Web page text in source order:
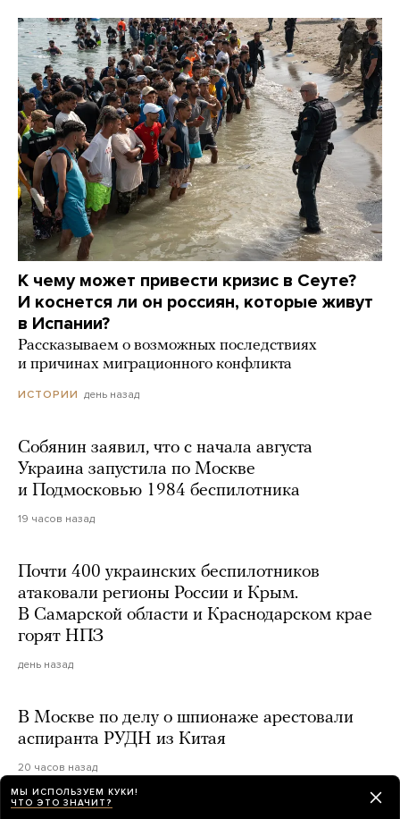
К чему может привести кризис в Сеуте?
И коснется ли он россиян, которые живут
в Испании?
Рассказываем о возможных последствиях
и причинах миграционного конфликта
ИСТОРИИ день назад
Собянин заявил, что с начала августа
Украина запустила по Москве
и Подмосковью 1984 беспилотника
19 часов назад
Почти 400 украинских беспилотников
атаковали регионы России и Крым.
В Самарской области и Краснодарском крае
горят НПЗ
день назад
В Москве по делу о шпионаже арестовали
аспиранта РУДН из Китая
20 часов назад
МЫ ИСПОЛЬЗУЕМ КУКИ!
ЧТО ЭТО ЗНАЧИТ?